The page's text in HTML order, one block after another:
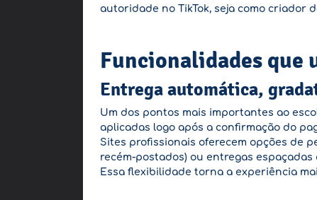
autoridade no TikTok, seja como criador
Funcionalidades que
Entrega automática,
Um dos pontos mais importantes ao
aplicadas logo após a confirmação do
Sites profissionais oferecem opções de
recém-postados) ou entregas espaçadas
Essa flexibilidade torna a experiência